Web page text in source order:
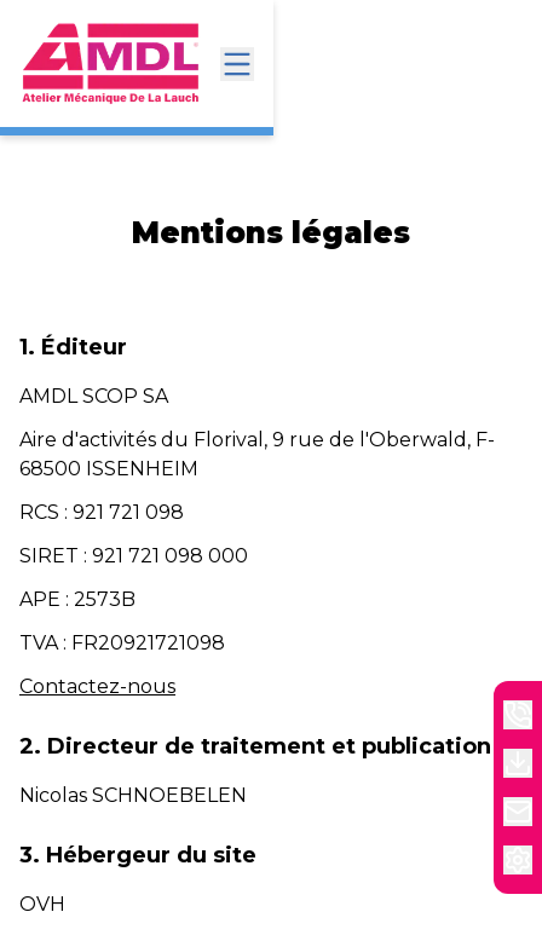
Mentions légales
1. Éditeur
AMDL SCOP SA
Aire d'activités du Florival, 9 rue de l'Oberwald, F-
68500 ISSENHEIM
RCS : 921 721 098
SIRET : 921 721 098 000
APE : 2573B
TVA : FR20921721098
Contactez-nous
2. Directeur de traitement et publication
Nicolas SCHNOEBELEN
3. Hébergeur du site
OVH